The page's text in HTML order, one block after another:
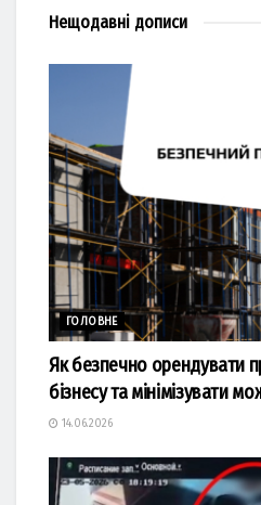
Нещодавні дописи
ГОЛОВНЕ
Як безпечно орендувати
бізнесу та мінімізувати
14.06.2026